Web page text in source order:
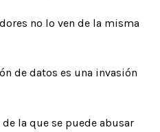
no lo ven de la misma
de datos es una invasión
la que se puede abusar